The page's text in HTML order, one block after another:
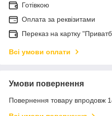
Готівкою
Оплата за реквізитами
Переказ на картку
Всі умови оплати
Умови повернення
Повернення товару впродовж